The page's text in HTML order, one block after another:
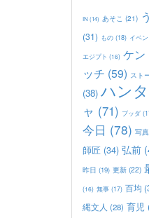
IN(14) あそこ (21)
(31) もの (18) イベン
エジプト (16) ケン
ッチ (59) スト
(38) ハン
ャ (71) ブッダ
今日 (78) 写真
師匠 (34) 弘前
昨日 (19) 更新 (22)
(16) 無事 (17) 百均
縄文人 (28) 育児